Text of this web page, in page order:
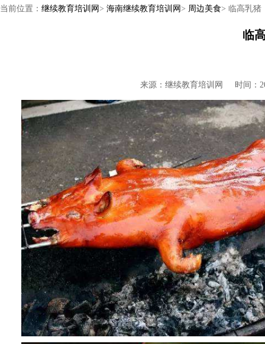
当前位置： 继续教育培训网 > 海南继续教育培训网 > 周边美食> 临高乳猪
临
来源：继续教育培训网 时间：